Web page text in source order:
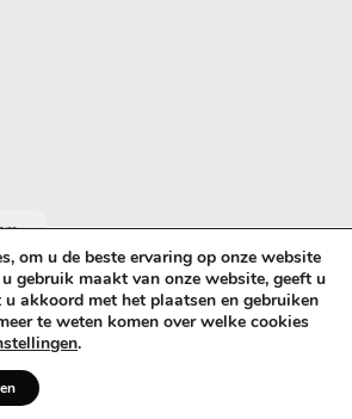
Babyboetiek | Powered byMplusKASSA
Kassasysteem
om u de beste ervaring op onze website
gebruik maakt van onze website, geeft u
akkoord met het plaatsen en gebruiken
te weten komen over welke cookies
.